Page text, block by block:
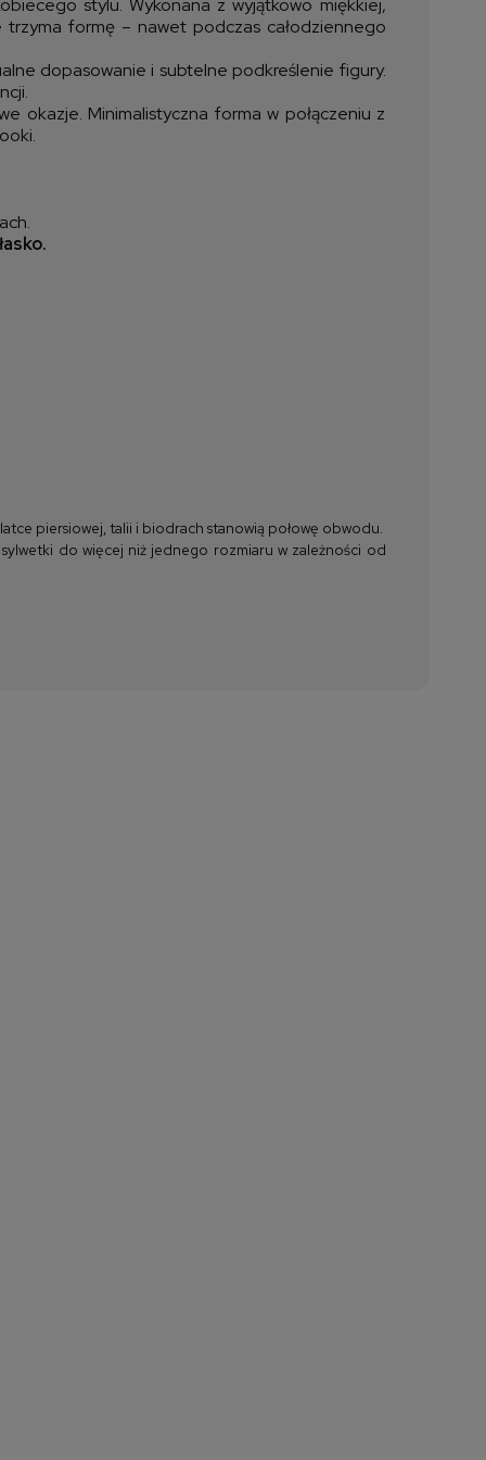
formę – nawet podczas całodziennego
dopasowanie i subtelne podkreślenie figury.
okazje. Minimalistyczna forma w połączeniu z
piersiowej, talii i biodrach stanowią połowę obwodu.
do więcej niż jednego rozmiaru w zależności od